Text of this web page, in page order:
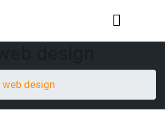
web design